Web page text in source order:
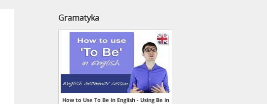
Gramatyka
How to Use To Be in English - Using Be in